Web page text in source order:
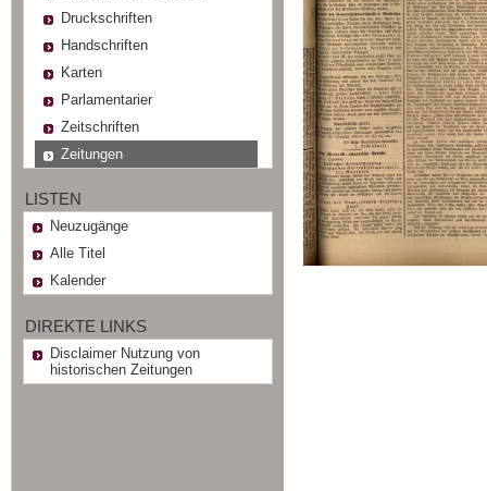
Druckschriften
Handschriften
Karten
Parlamentarier
Zeitschriften
Zeitungen
LISTEN
Neuzugänge
Alle Titel
Kalender
DIREKTE LINKS
Disclaimer Nutzung von
historischen Zeitungen